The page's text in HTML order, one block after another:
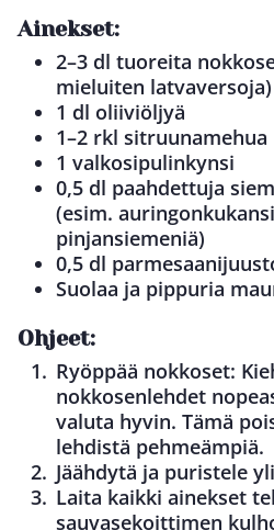
Ainekset:
2–3 dl tuoreita
mieluiten latvaversoja)
1 dl oliiviöljyä
1–2 rkl sitruunamehua
1 valkosipulinkynsi
0,5 dl paahdettuja
(esim.
pinjansiemeniä)
0,5 dl
Suolaa ja pippuria
Ohjeet:
Ryöppää nokkoset:
nokkosenlehdet
valuta hyvin. Tämä
lehdistä pehmeämpiä.
Jäähdytä ja puristele
Laita kaikki ainekset
sauvasekoittimen